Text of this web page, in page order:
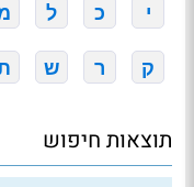
י כ ל
ק ר ש
תוצאות חיפוש